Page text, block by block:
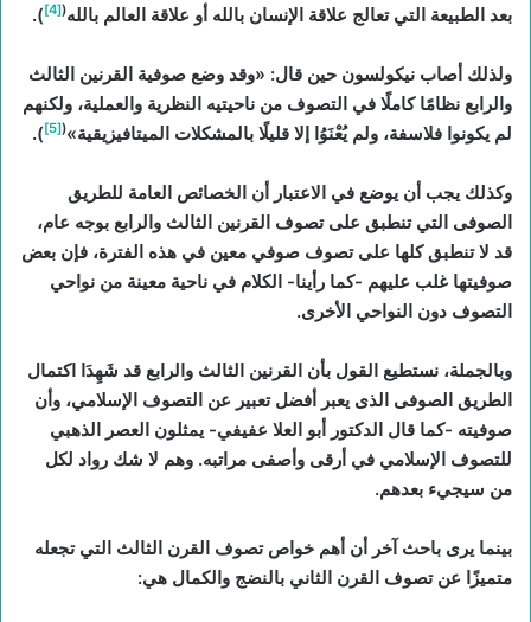
بعد الطبيعة التي تعالج علاقة الإنسان بالله أو علاقة العالم بالله(
[4]
).
ولذلك أصاب نيكولسون حين قال: «وقد وضع صوفية القرنين الثالث
والرابع نظامًا كاملًا في التصوف من ناحيتيه النظرية والعملية، ولكنهم
لم يكونوا فلاسفة، ولم يُعْنَوُا إلا قليلًا بالمشكلات الميتافيزيقية»(
[5]
).
وكذلك يجب أن يوضع في الاعتبار أن الخصائص العامة للطريق
الصوفى التي تنطبق على تصوف القرنين الثالث والرابع بوجه عام،
قد لا تنطبق كلها على تصوف صوفي معين في هذه الفترة، فإن بعض
صوفيتها غلب عليهم -كما رأينا- الكلام في ناحية معينة من نواحي
التصوف دون النواحي الأخرى.
وبالجملة، نستطيع القول بأن القرنين الثالث والرابع قد شَهِدَا اكتمال
الطريق الصوفى الذى يعبر أفضل تعبير عن التصوف الإسلامي، وأن
صوفيته -كما قال الدكتور أبو العلا عفيفي- يمثلون العصر الذهبي
للتصوف الإسلامي في أرقى وأصفى مراتبه. وهم لا شك رواد لكل
من سيجيء بعدهم.
بينما يرى باحث آخر أن أهم خواص تصوف القرن الثالث التي تجعله
متميزًا عن تصوف القرن الثاني بالنضج والكمال هي: